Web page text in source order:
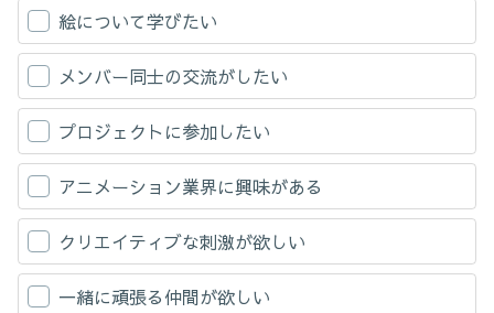
may be entitled to intellectual property rights, the User shall not do
any act which infringes the Company’s interests such as reverse
engineering, patent application filings and trademark application
filings and shall not allow any third party to do so.
(4) If the Users acquire any intellectual property rights in violation of
this Agreement, such intellectual property rights (including the rights
stipulated in Articles 27 and 28 of the Copyright Act) shall be
assigned to the Company free of charge and the Users further
agrees not to exercise its moral rights thereto.
Article 7 (Change in Terms of Service)
The Company shall have the right to change the Terms of Use at
any time in which case the Company shall inform the Users of such
change in the Terms of Use with reasonable notice period. Upon
expiration of the notice period, the Users will be deemed to have
絵について学びたい
メンバー同士の交流がしたい
プロジェクトに参加したい
アニメーション業界に興味がある
クリエイティブな刺激が欲しい
一緒に頑張る仲間が欲しい